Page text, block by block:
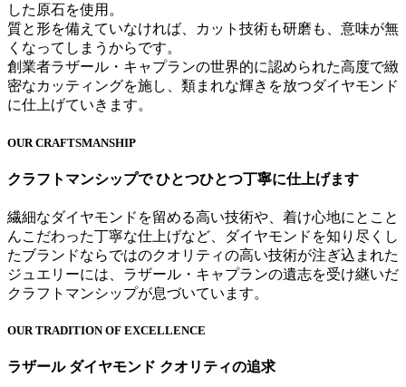
した原石を使用。
質と形を備えていなければ、カット技術も研磨も、意味が無
くなってしまうからです。
創業者ラザール・キャプランの世界的に認められた高度で緻
密なカッティングを施し、類まれな輝きを放つダイヤモンド
に仕上げていきます。
OUR CRAFTSMANSHIP
クラフトマンシップで ひとつひとつ丁寧に仕上げます
繊細なダイヤモンドを留める高い技術や、着け心地にとこと
んこだわった丁寧な仕上げなど、ダイヤモンドを知り尽くし
たブランドならではのクオリティの高い技術が注ぎ込まれた
ジュエリーには、ラザール・キャプランの遺志を受け継いだ
クラフトマンシップが息づいています。
OUR TRADITION OF EXCELLENCE
ラザール ダイヤモンド クオリティの追求